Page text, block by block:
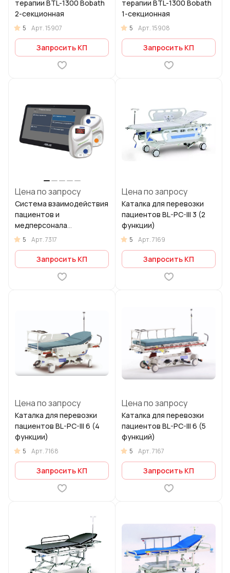
терапии BTL-1300 Bobath
2-секционная
5 Арт.15907
Запросить КП
терапии BTL-1300 Bobath
1-секционная
5 Арт.15908
Запросить КП
Цена по запросу
Система взаимодействия
пациентов и
медперсонала
«BRILLIANT»
5 Арт.7317
Запросить КП
Цена по запросу
Каталка для перевозки
пациентов BL-PC-III 3 (2
функции)
5 Арт.7169
Запросить КП
Цена по запросу
Каталка для перевозки
пациентов BL-PC-III 6 (4
функции)
5 Арт.7168
Запросить КП
Цена по запросу
Каталка для перевозки
пациентов BL-PC-III 6 (5
функций)
5 Арт.7167
Запросить КП